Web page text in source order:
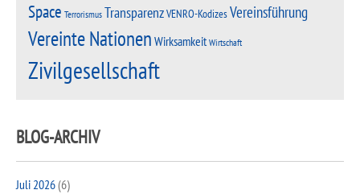
Space TerrorismusTransparenzVENRO-KodizesVereinsführung
Vereinte Nationen Wirksamkeit Wirtschaft
Zivilgesellschaft
BLOG-ARCHIV
Juli 2026(6)